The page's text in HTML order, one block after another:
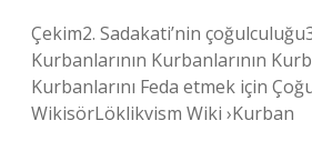
Çekim2. Sadakati’nin
Kurbanlarının Kurbanlarının
Kurbanlarını Feda etmek için
WikisörLöklikvism Wiki ›Kurban